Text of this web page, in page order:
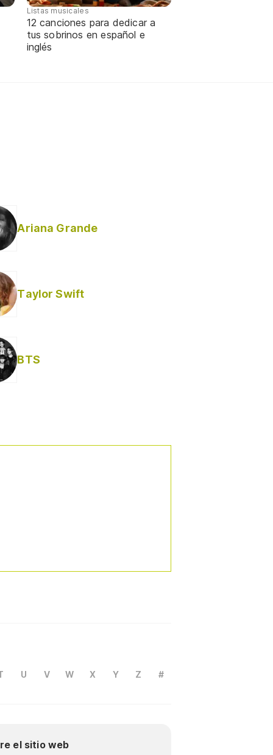
Listas musicales
12 canciones para dedicar a
tus sobrinos en español e
inglés
Ariana Grande
Taylor Swift
BTS
U V W X Y Z #
el sitio web